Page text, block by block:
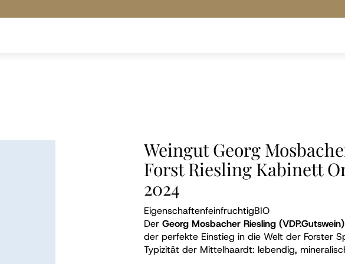
Weingut Georg
Forst Riesling Kabinett
2024
EigenschaftenfeinfruchtigBIO
Der Georg Mosbacher Riesling (VDP.Gutswein)
der perfekte Einstieg in die Welt der Forster
Typizität der Mittelhaardt: lebendig,